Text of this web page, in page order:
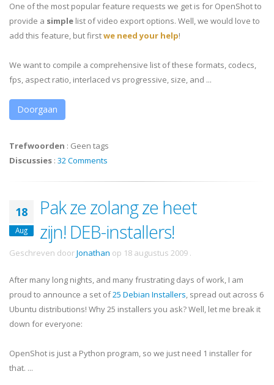
One of the most popular feature requests we get is for OpenShot to
provide a simple list of video export options. Well, we would love to
add this feature, but firstwe need your help!
We want to compile a comprehensive list of these formats, codecs,
fps, aspect ratio, interlaced vs progressive, size, and ...
Doorgaan
Trefwoorden : Geen tags
Discussies : 32 Comments
18
Aug
Pak ze zolang ze heet
zijn! DEB-installers!
Geschreven doorJonathan op 18 augustus 2009 .
After many long nights, and many frustrating days of work, I am
proud to announce a set of25 Debian Installers, spread out across 6
Ubuntu distributions! Why 25 installers you ask? Well, let me break it
down for everyone:
OpenShot is just a Python program, so we just need 1 installer for
that. ...